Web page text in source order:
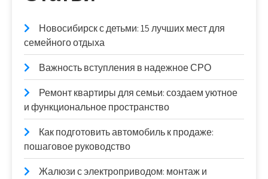
Новосибирск с детьми: 15 лучших мест для
семейного отдыха
Важность вступления в надежное СРО
Ремонт квартиры для семьи: создаем уютное
и функциональное пространство
Как подготовить автомобиль к продаже:
пошаговое руководство
Жалюзи с электроприводом: монтаж и